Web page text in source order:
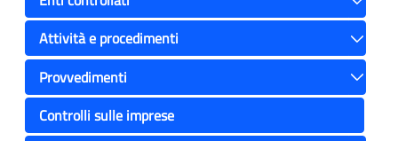
Toggle
Attività e procedimenti
Toggle
Provvedimenti
Toggle
Controlli sulle imprese